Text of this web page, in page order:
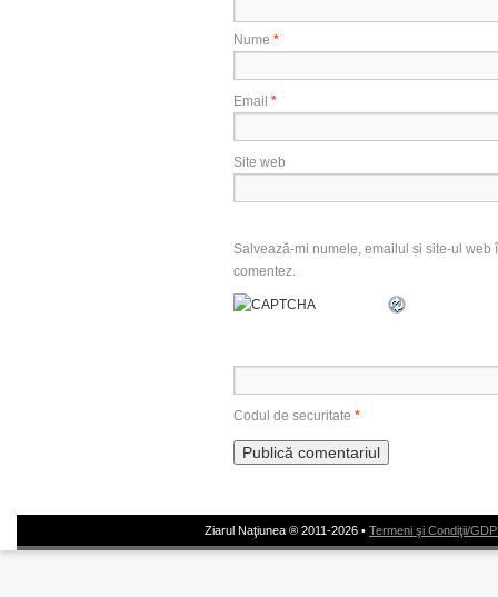
Nume *
Email *
Site web
Salvează-mi numele, emailul și site-ul
comentez.
Codul de securitate *
Ziarul Naţiunea ® 2011-2026 • Termeni şi Condiţii/